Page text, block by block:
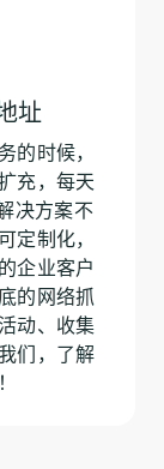
址
的时候，
充，每天
决方案不
定制化，
企业客户
的网络抓
动、收集
们，了解